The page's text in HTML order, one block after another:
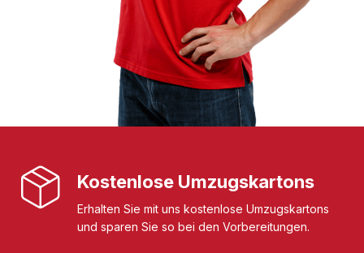
Kostenlose Umzugskartons
Erhalten Sie mit uns kostenlose Umzugskartons
und sparen Sie so bei den Vorbereitungen.